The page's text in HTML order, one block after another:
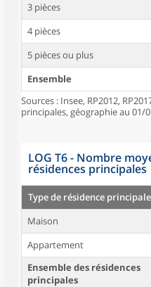
3 pièces
4 pièces
5 pièces ou plus
Ensemble
Sources : Insee, RP2012,
principales, géographie au 01/
LOG T6 - Nombre
résidences principales
Type de résidence principale
Maison
Appartement
Ensemble des résidences
principales